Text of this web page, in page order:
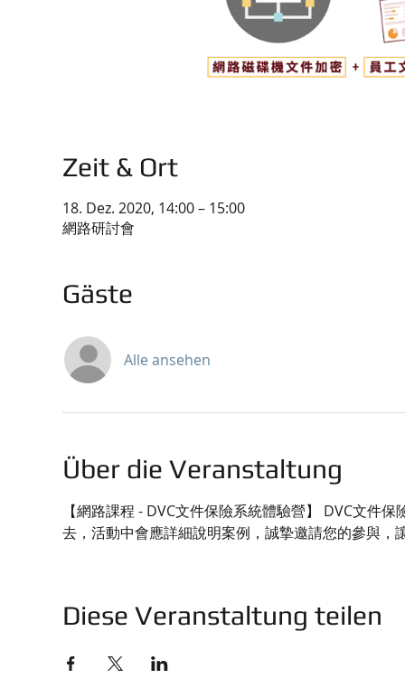
Zeit & Ort
18. Dez. 2020, 14:00 – 15:00
網路研討會
Gäste
Alle ansehen
Über die Veranstaltung
【網路課程 - DVC文件保險系統體驗營】 DVC文件
去，活動中會應詳細說明案例，誠摯邀請您的參與，
Diese Veranstaltung teilen